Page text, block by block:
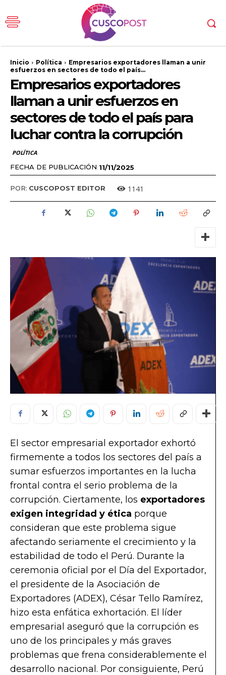
Inicio Política
Empresarios exportadores llaman a unir
esfuerzos en sectores de todo el país...
Empresarios exportadores
llaman a unir esfuerzos en
sectores de todo el país para
luchar contra la corrupción
POLÍTICA
FECHA DE PUBLICACIÓN 11/11/2025
POR: CUSCOPOST EDITOR 1141
El sector empresarial exportador exhortó
firmemente a todos los sectores del país a
sumar esfuerzos importantes en la lucha
frontal contra el serio problema de la
corrupción. Ciertamente, los exportadores
exigen integridad y ética porque
consideran que este problema sigue
afectando seriamente el crecimiento y la
estabilidad de todo el Perú. Durante la
ceremonia oficial por el Día del Exportador,
el presidente de la Asociación de
Exportadores (ADEX), César Tello Ramírez,
hizo esta enfática exhortación. El líder
empresarial aseguró que la corrupción es
uno de los principales y más graves
problemas que frena considerablemente el
desarrollo nacional. Por consiguiente, Perú